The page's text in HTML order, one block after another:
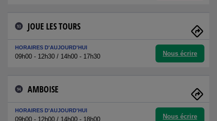
93 JOUE LES TOURS
HORAIRES D'AUJOURD'HUI
09h00 - 12h30 / 14h00 - 17h30 Nous écrire
94 AMBOISE
HORAIRES D'AUJOURD'HUI
09h00 - 12h00 / 14h00 - 18h00 Nous écrire